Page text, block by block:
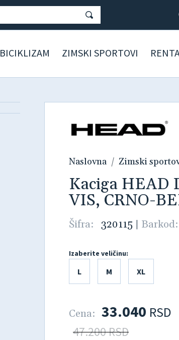
BICIKLIZAM ZIMSKI SPORTOVI
Naslovna Zimski
Kaciga HEAD
VIS, CRNO-
Šifra: 320115 | Barkod:
Izaberite veličinu:
L M XL
Cena: 33.040 RSD
47.200 RSD